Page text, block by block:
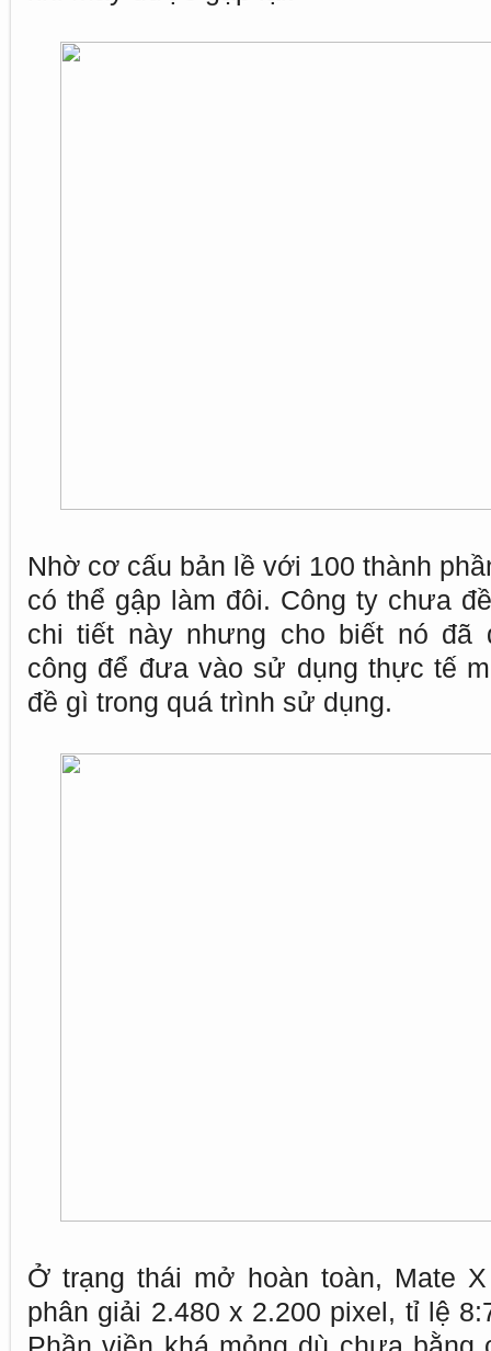
Nhờ cơ cấu bản lề với 100 thành
có thể gập làm đôi. Công ty chưa
chi tiết này nhưng cho biết nó đã
công để đưa vào sử dụng thực tế
đề gì trong quá trình sử dụng.
Ở trạng thái mở hoàn toàn, Mate
phân giải 2.480 x 2.200 pixel, tỉ lệ